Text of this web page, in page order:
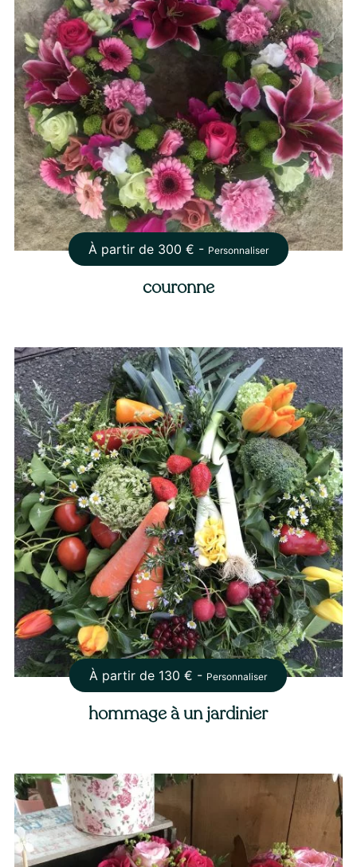
À partir de 300 € - Personnaliser
couronne
À partir de 130 € - Personnaliser
hommage à un jardinier